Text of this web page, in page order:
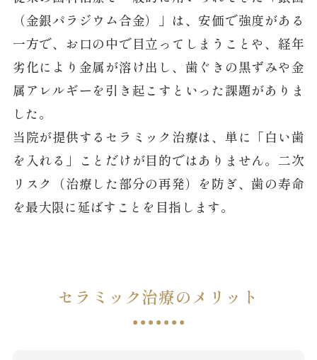
（金銀パラジウム合金）」は、安価で強度がある
一方で、お口の中で目立ってしまうことや、経年
劣化により金属が溶け出し、歯ぐきの黒ずみや金
属アレルギーを引き起こすといった課題がありま
した。
当院が提供するセラミック治療は、単に「白い歯
を入れる」ことだけが目的ではありません。二次
リスク（治療した部分の再発）を防ぎ、歯の寿命
を最大限に延ばすことを目指します。
セラミック治療のメリット